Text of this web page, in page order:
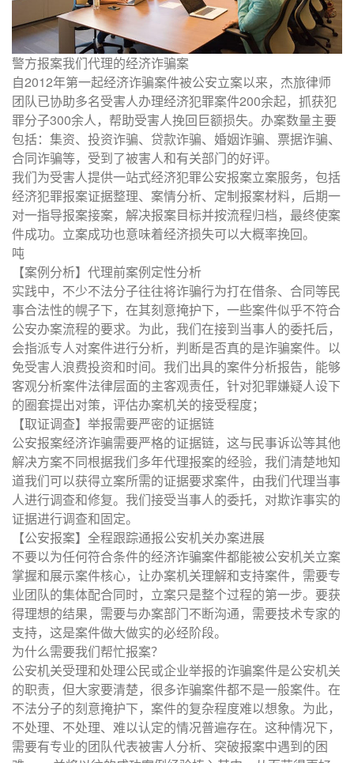
警方报案我们代理的经济诈骗案
自2012年第一起经济诈骗案件被公安立案以来，杰旅律师
团队已协助多名受害人办理经济犯罪案件200余起，抓获犯
罪分子300余人，帮助受害人挽回巨额损失。办案数量主要
包括：集资、投资诈骗、贷款诈骗、婚姻诈骗、票据诈骗、
合同诈骗等，受到了被害人和有关部门的好评。
我们为受害人提供一站式经济犯罪公安报案立案服务，包括
经济犯罪报案证据整理、案情分析、定制报案材料，后期一
对一指导报案接案，解决报案目标并按流程归档，最终使案
件成功。立案成功也意味着经济损失可以大概率挽回。
吨
【案例分析】代理前案例定性分析
实践中，不少不法分子往往将诈骗行为打在借条、合同等民
事合法性的幌子下，在其刻意掩护下，一些案件似乎不符合
公安办案流程的要求。为此，我们在接到当事人的委托后，
会指派专人对案件进行分析，判断是否真的是诈骗案件。以
免受害人浪费投资和时间。我们出具的案件分析报告，能够
客观分析案件法律层面的主客观责任，针对犯罪嫌疑人设下
的圈套提出对策，评估办案机关的接受程度；
【取证调查】举报需要严密的证据链
公安报案经济诈骗需要严格的证据链，这与民事诉讼等其他
解决方案不同根据我们多年代理报案的经验，我们清楚地知
道我们可以获得立案所需的证据要求案件，由我们代理当事
人进行调查和修复。我们接受当事人的委托，对欺诈事实的
证据进行调查和固定。
【公安报案】全程跟踪通报公安机关办案进展
不要以为任何符合条件的经济诈骗案件都能被公安机关立案
掌握和展示案件核心，让办案机关理解和支持案件，需要专
业团队的集体配合同时，立案只是整个过程的第一步。要获
得理想的结果，需要与办案部门不断沟通，需要技术专家的
支持，这是案件做大做实的必经阶段。
为什么需要我们帮忙报案？
公安机关受理和处理公民或企业举报的诈骗案件是公安机关
的职责，但大家要清楚，很多诈骗案件都不是一般案件。在
不法分子的刻意掩护下，案件的复杂程度难以想象。为此，
不处理、不处理、难以认定的情况普遍存在。这种情况下，
需要有专业的团队代表被害人分析、突破报案中遇到的困